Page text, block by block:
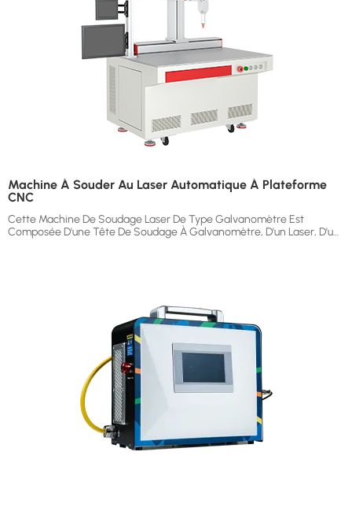
Machine À Souder Au Laser Automatique À Plateforme
CNC
Cette Machine De Soudage Laser De Type Galvanomètre Est
Composée D'une Tête De Soudage À Galvanomètre, D'un Laser, D'un